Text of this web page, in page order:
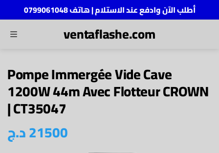
أطلب الآن وادفع عند الاستلام | هاتف 0799061048
MENU ventaflashe.com
Pompe Immergée Vide Cave
1200W 44m Avec Flotteur CROWN
| CT35047
21500د.ج